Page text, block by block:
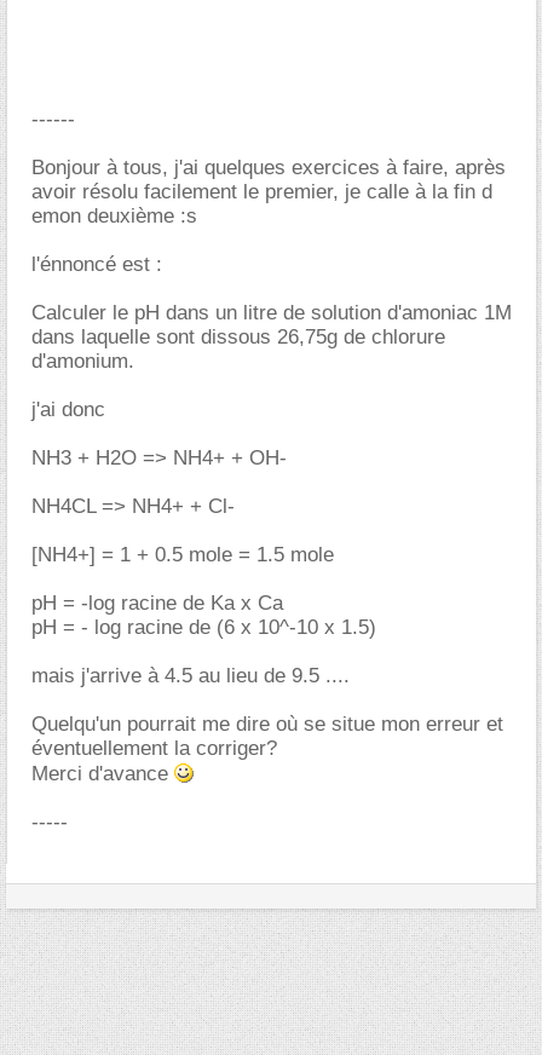
------
Bonjour à tous, j'ai quelques exercices à faire, après
avoir résolu facilement le premier, je calle à la fin d
emon deuxième :s
l'énnoncé est :
Calculer le pH dans un litre de solution d'amoniac 1M
dans laquelle sont dissous 26,75g de chlorure
d'amonium.
j'ai donc
NH3 + H2O => NH4+ + OH-
NH4CL => NH4+ + Cl-
[NH4+] = 1 + 0.5 mole = 1.5 mole
pH = -log racine de Ka x Ca
pH = - log racine de (6 x 10^-10 x 1.5)
mais j'arrive à 4.5 au lieu de 9.5 ....
Quelqu'un pourrait me dire où se situe mon erreur et
éventuellement la corriger?
Merci d'avance
-----